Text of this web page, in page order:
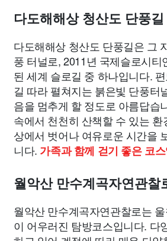
다도해해상 청산도 단풍길
다도해해상 청산도 단풍길은 그
풍 터널로, 2011년 국제슬로시티
된 세계 슬로길 중 하나입니다.
길 따라 펼쳐지는 붉은빛 단풍터
음을 멈추게 할 정도로 아름답습
속에서 천천히 산책할 수 있는 환
상에서 벗어나 여유로운 시간을
니다. 가족과 함께 걷기 좋은 코
월악산 만수계곡자연관찰
월악산 만수계곡자연관찰로는
이 어우러진 탐방코스입니다. 다